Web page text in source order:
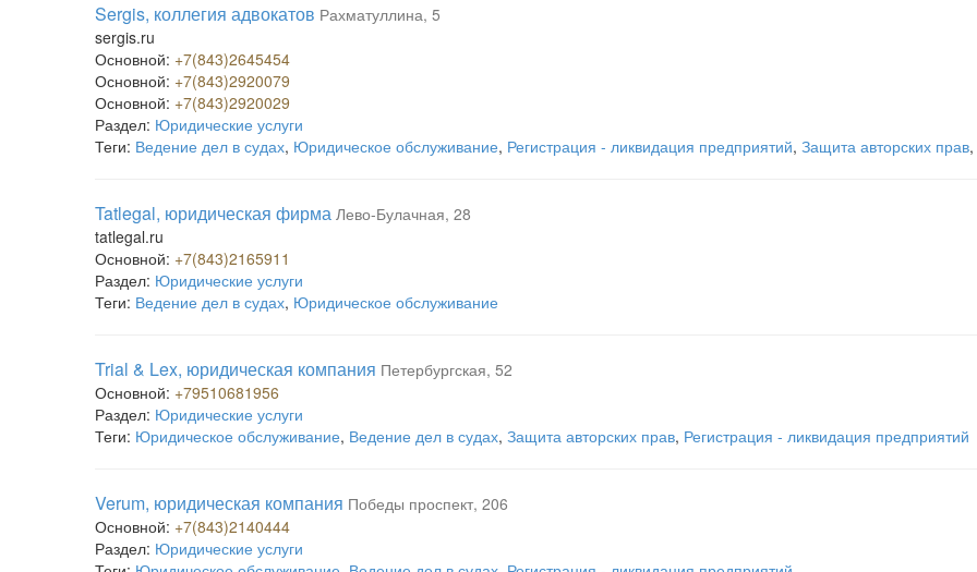
Sergis, коллегия адвокатов Рахматуллина, 5
sergis.ru
Основной: +7(843)2645454
Основной: +7(843)2920079
Основной: +7(843)2920029
Раздел: Юридические услуги
Теги: Ведение дел в судах, Юридическое обслуживание, Регистрация - ликвидация предприятий, Защита авторских прав,
Tatlegal, юридическая фирма Лево-Булачная, 28
tatlegal.ru
Основной: +7(843)2165911
Раздел: Юридические услуги
Теги: Ведение дел в судах, Юридическое обслуживание
Trial & Lex, юридическая компания Петербургская, 52
Основной: +79510681956
Раздел: Юридические услуги
Теги: Юридическое обслуживание, Ведение дел в судах, Защита авторских прав, Регистрация - ликвидация предприятий
Verum, юридическая компания Победы проспект, 206
Основной: +7(843)2140444
Раздел: Юридические услуги